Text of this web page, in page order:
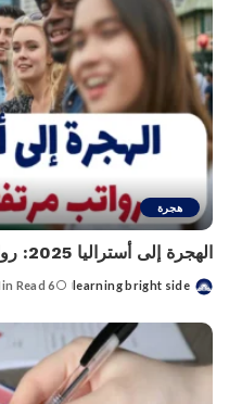
هجرة
الهجرة إلى أستراليا 2025: رواتب مرتفعة وإقامة دائمة
Posted
learning bright side
6 Min Read